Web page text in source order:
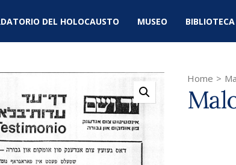
DEL HOLOCAUSTO MUSEO BIBLIOTECA
Home >